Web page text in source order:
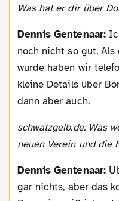
Was hat er dir über
Dennis Gentenaar:
noch nicht so gut. Als
wurde haben wir
kleine Details über
dann aber auch.
schwatzgelb.de: Was weißt du bislang über deinen
neuen Verein und die
Dennis Gentenaar:
gar nichts, aber das